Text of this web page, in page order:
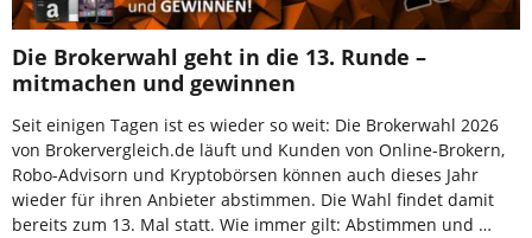
Die Brokerwahl geht in die 13. Runde –
mitmachen und gewinnen
Seit einigen Tagen ist es wieder so weit: Die Brokerwahl 2026
von Brokervergleich.de läuft und Kunden von Online-Brokern,
Robo-Advisorn und Kryptobörsen können auch dieses Jahr
wieder für ihren Anbieter abstimmen. Die Wahl findet damit
bereits zum 13. Mal statt. Wie immer gilt: Abstimmen und …